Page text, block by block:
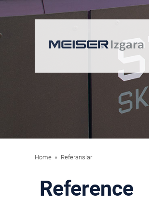
Home Referanslar
Reference